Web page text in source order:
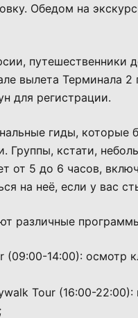
Обедом на
вылета Терминала
для регистрации.
гиды, которые
Группы, кстати,
от 5 до 6 часов,
на неё, если у вас
различные
(09:00-14:00): осмотр
Tour (16:00-